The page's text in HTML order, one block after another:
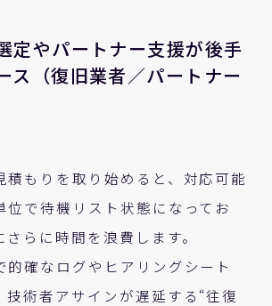
定やパートナー支援が後手
ス（復旧業者／パートナー
積もりを取り始めると、対応可能
位で待機リスト状態になってお
らに時間を浪費します。
的確なログやヒアリングシート
技術者アサインが遅延する“往復